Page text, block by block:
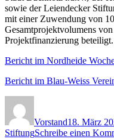
sowie der Leiendecker
mit einer Zuwendung von
Gesamtprojektvolumens
Projektfinanzierung beteiligt.
Bericht im Nordheide
Bericht im Blau-Weiss
Vorstand18. März
StiftungSchreibe einen